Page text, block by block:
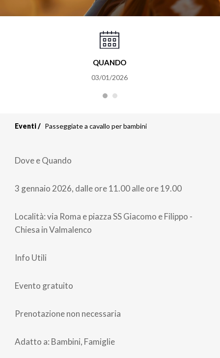
QUANDO
03/01/2026
Eventi Passeggiate a cavallo per bambini
Dove e Quando
3 gennaio 2026, dalle ore 11.00 alle ore 19.00
Località: via Roma e piazza SS Giacomo e Filippo -
Chiesa in Valmalenco
Info Utili
Evento gratuito
Prenotazione non necessaria
Adatto a: Bambini, Famiglie